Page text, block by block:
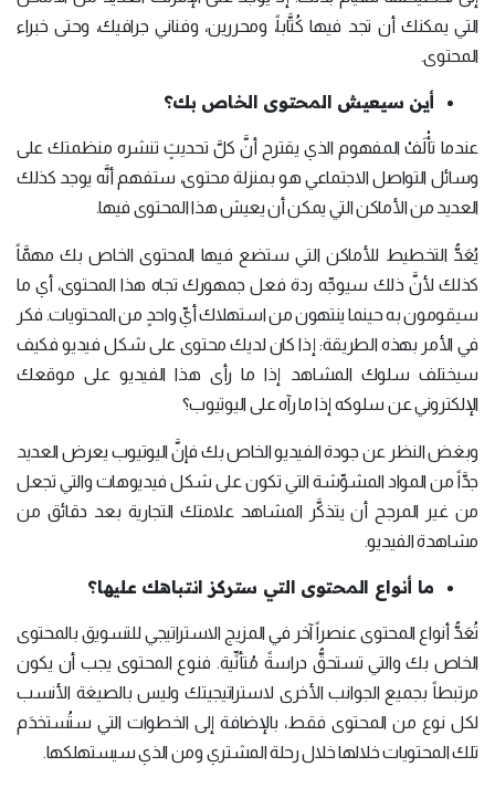
التي يمكنك أن تجد فيها كُتَّاباً، ومحررين، وفناني جرافيك، وحتى خبراء
المحتوى.
أين سيعيش المحتوى الخاص بك؟
عندما تأْلَفْ المفهوم الذي يقترح أنَّ كلَّ تحديثٍ تنشره منظمتك على
وسائل التواصل الاجتماعي هو بمنزلة محتوى، ستفهم أنَّه يوجد كذلك
العديد من الأماكن التي يمكن أن يعيش هذا المحتوى فيها.
يُعَدُّ التخطيط للأماكن التي ستضع فيها المحتوى الخاص بك مهمَّاً
كذلك لأنَّ ذلك سيوجِّه ردة فعل جمهورك تجاه هذا المحتوى، أي ما
سيقومون به حينما ينتهون من استهلاك أيِّ واحدٍ من المحتويات. فكر
في الأمر بهذه الطريقة: إذا كان لديك محتوى على شكل فيديو فكيف
سيختلف سلوك المشاهد إذا ما رأى هذا الفيديو على موقعك
الإلكتروني عن سلوكه إذا ما رآه على اليوتيوب؟
وبغض النظر عن جودة الفيديو الخاص بك فإنَّ اليوتيوب يعرض العديد
جدَّاً من المواد المشوِّشة التي تكون على شكل فيديوهات والتي تجعل
من غير المرجح أن يتذكَّر المشاهد علامتك التجارية بعد دقائق من
مشاهدة الفيديو.
ما أنواع المحتوى التي ستركز انتباهك عليها؟
تُعَدُّ أنواع المحتوى عنصراً آخر في المزيج الاستراتيجي للتسويق بالمحتوى
الخاص بك والتي تستحقُّ دراسةً مُتأنِّية. فنوع المحتوى يجب أن يكون
مرتبطاً بجميع الجوانب الأخرى لاستراتيجيتك وليس بالصيغة الأنسب
لكل نوع من المحتوى فقط، بالإضافة إلى الخطوات التي ستُستخدَم
تلك المحتويات خلالها خلال رحلة المشتري ومن الذي سيستهلكها.